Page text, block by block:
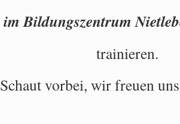
im Bildungszentrum
trainieren.
Schaut vorbei, wir freuen